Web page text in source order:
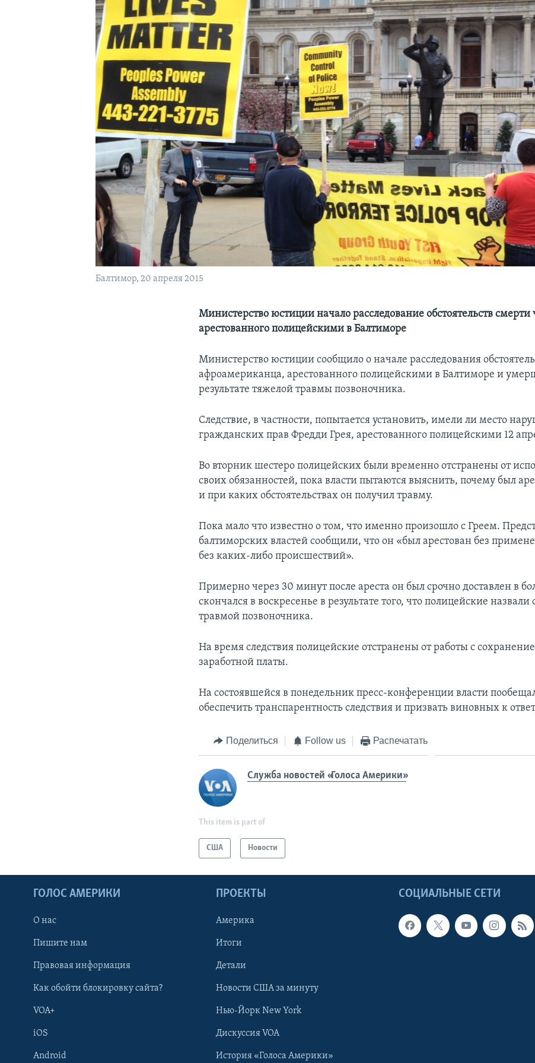
Балтимор, 20 апреля 2015
Министерство юстиции начало расследование обстоятельств смерти
арестованного полицейскими в Балтиморе
Министерство юстиции сообщило о начале расследования
афроамериканца, арестованного полицейскими в Балтиморе и
результате тяжелой травмы позвоночника.
Следствие, в частности, попытается установить, имели ли место
гражданских прав Фредди Грея, арестованного полицейскими 12
Во вторник шестеро полицейских были временно отстранены от
своих обязанностей, пока власти пытаются выяснить, почему был
и при каких обстоятельствах он получил травму.
Пока мало что известно о том, что именно произошло с Греем.
балтиморских властей сообщили, что он «был арестован без
без каких-либо происшествий».
Примерно через 30 минут после ареста он был срочно доставлен в
скончался в воскресенье в результате того, что полицейские назвали
травмой позвоночника.
На время следствия полицейские отстранены от работы с
заработной платы.
На состоявшейся в понедельник пресс-конференции власти
обеспечить транспарентность следствия и призвать виновных к
Поделиться Follow us Распечатать
Служба новостей «Голоса Америки»
This item is part of
США Новости
СОЦИАЛЬНЫЕ СЕТИ
ГОЛОС АМЕРИКИ
О нас
Пишите нам
Правовая информация
Как обойти блокировку сайта?
VOA+
iOS
Android
ПРОЕКТЫ
Америка
Итоги
Детали
Новости США за минуту
Нью-Йорк New York
Дискуссия VOA
История «Голоса Америки»